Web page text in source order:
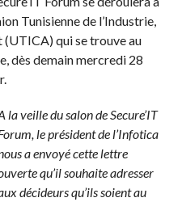
Tunisienne de l’Industrie,
(UTICA) qui se trouve au
dès demain mercredi 28
la veille du salon de Secure’IT
le président de l’Infotica
a envoyé cette lettre
qu’il souhaite adresser
décideurs qu’ils soient au